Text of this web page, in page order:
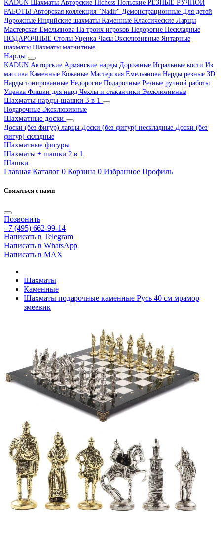
KADUN Шахматы Авторские Hichess Польские РЕЗНЫЕ РУЧНОЙ
РАБОТЫ Авторская коллекция "Nadir" Демонстрационные Для детей
Дорожные Индийские шахматы Каменные Классические Ларцы
Мастерская Емельянова На троих игроков Недорогие Нескладные
ПОДАРОЧНЫЕ Столы Уценка Часы Эксклюзивные Янтарные
шахматы Шахматы магнитные
Нарды
KADUN Авторские Армянские нарды Дорожные Игральные кости Из
массива Каменные Кожаные Мастерская Емельянова Нарды резные 3D
Нарды тонированные Недорогие Подарочные Резные ручной работы
Уценка Фишки для нард Чехлы и стаканчики Эксклюзивные
Шахматы-нарды-шашки 3 в 1
Подарочные Эксклюзивные
Шахматные доски
Доски (без фигур) ларцы Доски (без фигур) нескладные Доски (без
фигур) складные
Шахматные фигуры
Шахматы + шашки 2 в 1
Шашки
Главная Каталог 0 Корзина 0 Избранное Профиль
Связаться с нами
Позвонить
+7 (495) 662-99-14
Написать в Telegram
Написать в WhatsApp
Написать в MAX
Шахматы
Каменные
Шахматы подарочные каменные Русь 40 см мрамор
змеевик